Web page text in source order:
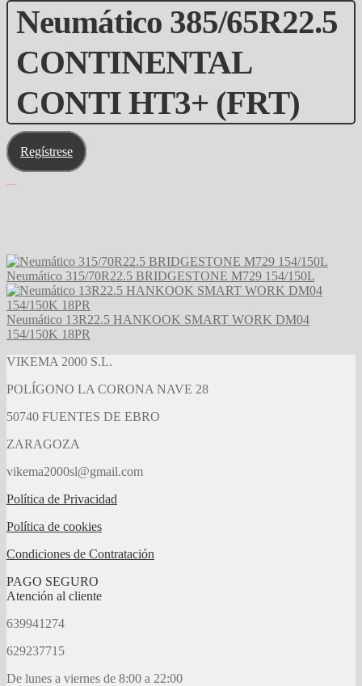
Neumático 385/65R22.5
CONTINENTAL
CONTI HT3+ (FRT)
Regístrese
Neumático 315/70R22.5 BRIDGESTONE M729 154/150L
Neumático 13R22.5 HANKOOK SMART WORK DM04
154/150K 18PR
VIKEMA 2000 S.L.
POLÍGONO LA CORONA NAVE 28
50740 FUENTES DE EBRO
ZARAGOZA
vikema2000sl@gmail.com
Política de Privacidad
Política de cookies
Condiciones de Contratación
PAGO SEGURO
Atención al cliente
639941274
629237715
De lunes a viernes de 8:00 a 22:00